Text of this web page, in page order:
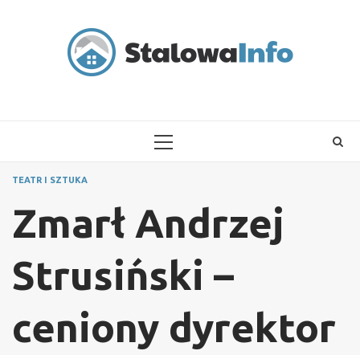
PRIMARY
TEATR I SZTUKA
Zmarł Andrzej
Strusiński –
ceniony dyrektor